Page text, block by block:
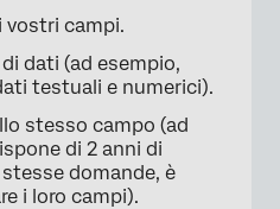
×
vostri campi.
dati (ad esempio,
testuali e numerici).
stesso campo (ad
di 2 anni di
domande, è
i loro campi).